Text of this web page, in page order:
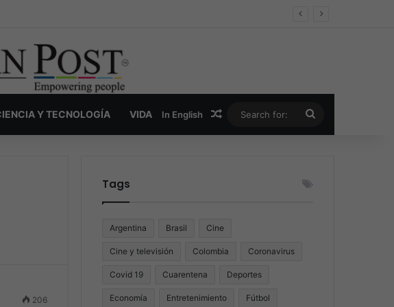
la verdad, el poder y la nueva economía de la droga
Y TECNOLOGÍA VIDA In English Random Article
for:
206
Tags
Argentina Brasil Cine
Cine y televisión Colombia Coronavirus
Covid 19 Cuarentena Deportes
Economía Entretenimiento Fútbol